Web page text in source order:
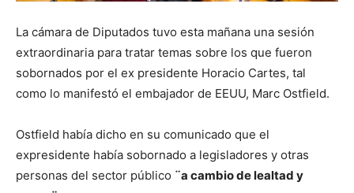
La cámara de Diputados tuvo esta mañana una sesión
extraordinaria para tratar temas sobre los que fueron
sobornados por el ex presidente Horacio Cartes, tal
como lo manifestó el embajador de EEUU, Marc Ostfield.
Ostfield había dicho en su comunicado que el
expresidente había sobornado a legisladores y otras
personas del sector público ¨a cambio de lealtad y